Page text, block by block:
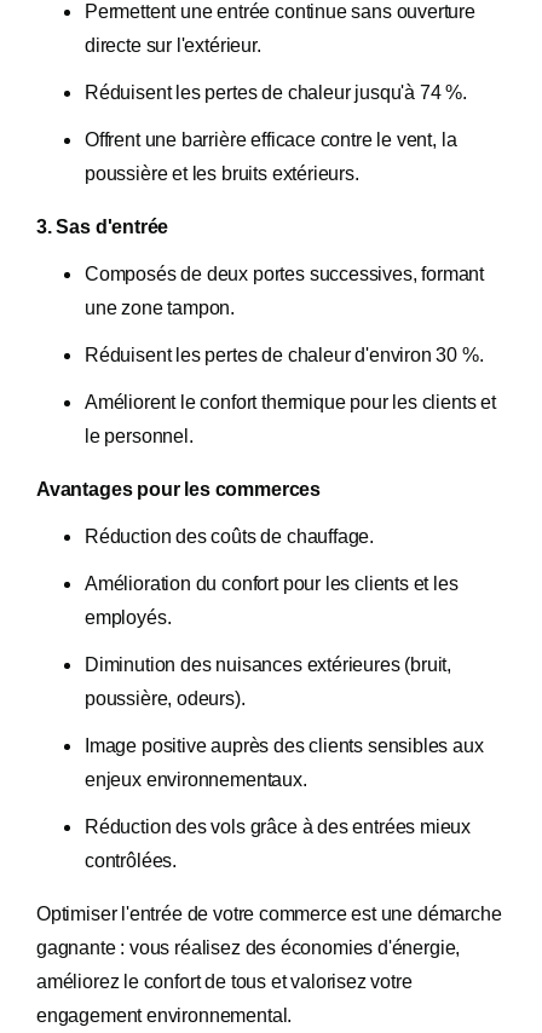
Permettent une entrée continue sans ouverture
directe sur l'extérieur.
Réduisent les pertes de chaleur jusqu'à 74 %.
Offrent une barrière efficace contre le vent, la
poussière et les bruits extérieurs.​
3. Sas d'entrée
Composés de deux portes successives, formant
une zone tampon.
Réduisent les pertes de chaleur d'environ 30 %.
Améliorent le confort thermique pour les clients et
le personnel.​
Avantages pour les commerces
Réduction des coûts de chauffage.
Amélioration du confort pour les clients et les
employés.
Diminution des nuisances extérieures (bruit,
poussière, odeurs).
Image positive auprès des clients sensibles aux
enjeux environnementaux.
Réduction des vols grâce à des entrées mieux
contrôlées.​
Optimiser l'entrée de votre commerce est une démarche
gagnante : vous réalisez des économies d'énergie,
améliorez le confort de tous et valorisez votre
engagement environnemental.